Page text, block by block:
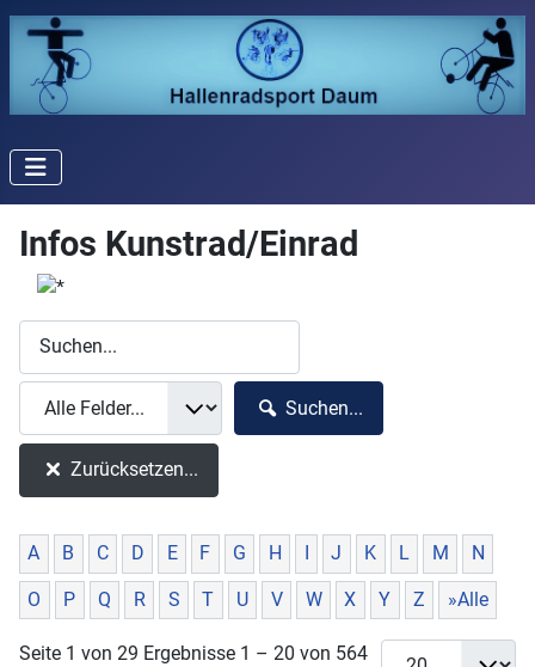
Infos Kunstrad/Einrad
Suchen...
Zurücksetzen...
A B C D E F G H J K L M N
O P Q R S T U V W X Y Z »Alle
Seite 1 von 29 Ergebnisse 1 – 20 von 564